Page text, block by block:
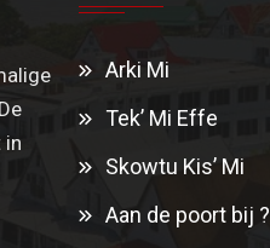
in
Arki Mi
Tek’ Mi Effe
Skowtu Kis’ Mi
Aan de poort bij ?